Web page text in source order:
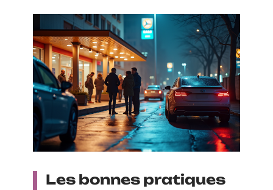
Les bonnes pratiques